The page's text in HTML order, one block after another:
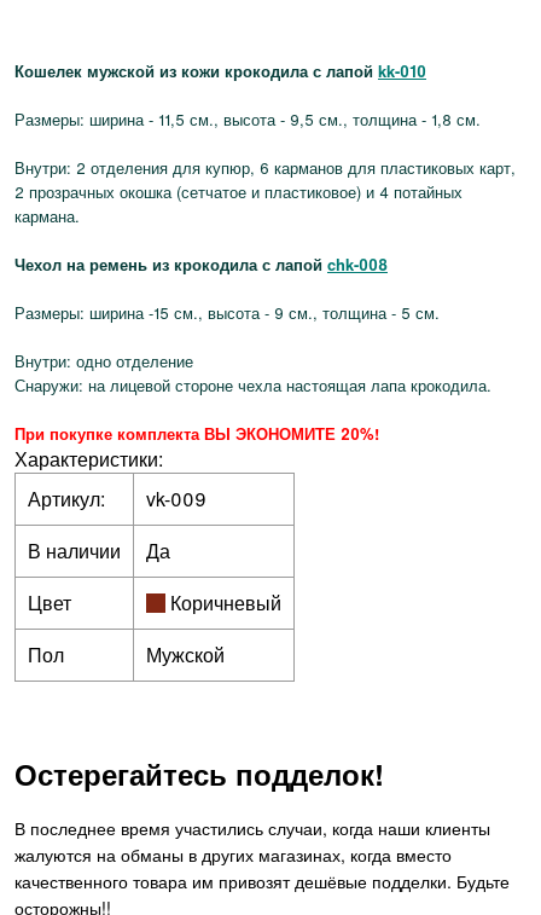
Кошелек мужской из кожи крокодила с лапой kk-010
Размеры: ширина - 11,5 см., высота - 9,5 см., толщина - 1,8 см.
Внутри: 2 отделения для купюр, 6 карманов для пластиковых карт,
2 прозрачных окошка (сетчатое и пластиковое) и 4 потайных
кармана.
Чехол на ремень из крокодила с лапой chk-008
Размеры: ширина -15 см., высота - 9 см., толщина - 5 см.
Внутри: одно отделение
Снаружи: на лицевой стороне чехла настоящая лапа крокодила.
При покупке комплекта ВЫ ЭКОНОМИТЕ 20%!
Характеристики:
Артикул:
vk-009
В наличии
Да
Цвет
Коричневый
Пол
Мужской
Остерегайтесь подделок!
В последнее время участились случаи, когда наши клиенты
жалуются на обманы в других магазинах, когда вместо
качественного товара им привозят дешёвые подделки. Будьте
осторожны!!